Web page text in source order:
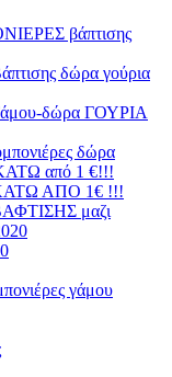
βάπτισης
δώρα γούρια
δώρα ΓΟΥΡΙΑ
δώρα
από 1 €!!!
ΑΠΟ 1€ !!!
μαζι
γάμου